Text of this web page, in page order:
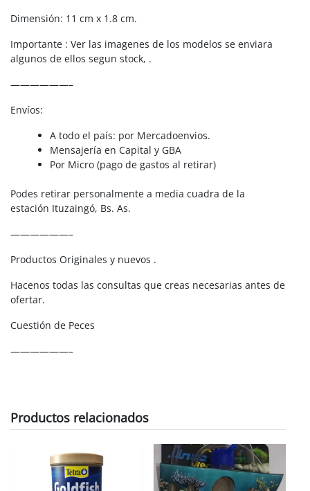
Dimensión: 11 cm x 1.8 cm.
Importante : Ver las imagenes de los modelos se enviara
algunos de ellos segun stock, .
——————–
Envíos:
A todo el país: por Mercadoenvios.
Mensajería en Capital y GBA
Por Micro (pago de gastos al retirar)
Podes retirar personalmente a media cuadra de la
estación Ituzaingó, Bs. As.
——————–
Productos Originales y nuevos .
Hacenos todas las consultas que creas necesarias antes de
ofertar.
Cuestión de Peces
——————–
Productos relacionados